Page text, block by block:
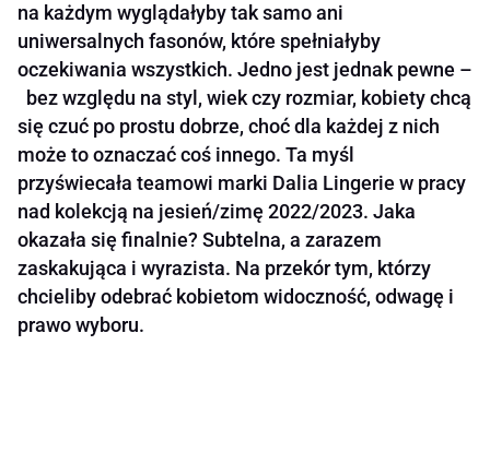
na każdym wyglądałyby tak samo ani
uniwersalnych fasonów, które spełniałyby
oczekiwania wszystkich. Jedno jest jednak pewne –
bez względu na styl, wiek czy rozmiar, kobiety chcą
się czuć po prostu dobrze, choć dla każdej z nich
może to oznaczać coś innego. Ta myśl
przyświecała teamowi marki Dalia Lingerie w pracy
nad kolekcją na jesień/zimę 2022/2023. Jaka
okazała się finalnie? Subtelna, a zarazem
zaskakująca i wyrazista. Na przekór tym, którzy
chcieliby odebrać kobietom widoczność, odwagę i
prawo wyboru.